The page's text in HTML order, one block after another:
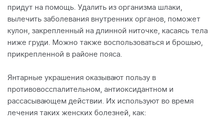
придут на помощь. Удалить из организма шлаки,
вылечить заболевания внутренних органов, поможет
кулон, закрепленный на длинной ниточке, касаясь тела
ниже груди. Можно также воспользоваться и брошью,
прикрепленной в районе пояса.
Янтарные украшения оказывают пользу в
противовосспалительном, антиоксидантном и
рассасывающем действии. Их используют во время
лечения таких женских болезней, как: